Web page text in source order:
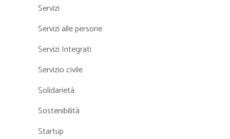
Servizi
Servizi alle persone
Servizi Integrati
Servizio civile
Solidarietà
Sostenibilità
Startup